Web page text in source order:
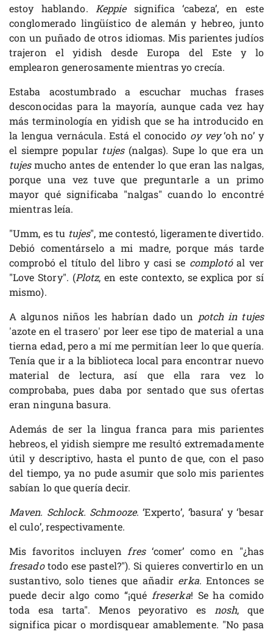
estoy hablando. Keppiesignifica ‘cabeza’, en este
conglomerado lingüístico de alemán y hebreo, junto
con un puñado de otros idiomas. Mis parientes judíos
trajeron el yidish desde Europa del Este y lo
emplearon generosamente mientras yo crecía.
Estaba acostumbrado a escuchar muchas frases
desconocidas para la mayoría, aunque cada vez hay
más terminología en yidish que se ha introducido en
la lengua vernácula. Está el conocido oy vey‘oh no’ y
el siempre popular tujes(nalgas). Supe lo que era un
tujesmucho antes de entender lo que eran las nalgas,
porque una vez tuve que preguntarle a un primo
mayor qué significaba "nalgas" cuando lo encontré
mientras leía.
"Umm, es tu tujes", me contestó, ligeramente divertido.
Debió comentárselo a mi madre, porque más tarde
comprobó el título del libro y casi se complotóal ver
"Love Story". (Plotz, en este contexto, se explica por sí
mismo).
A algunos niños les habrían dado un potch in tujes
'azote en el trasero' por leer ese tipo de material a una
tierna edad, pero a mí me permitían leer lo que quería.
Tenía que ir a la biblioteca local para encontrar nuevo
material de lectura, así que ella rara vez lo
comprobaba, pues daba por sentado que sus ofertas
eran ninguna basura.
Además de ser la lingua franca para mis parientes
hebreos, el yidish siempre me resultó extremadamente
útil y descriptivo, hasta el punto de que, con el paso
del tiempo, ya no pude asumir que solo mis parientes
sabían lo que quería decir.
Maven. Schlock. Schmooze. ‘Experto’, ‘basura’ y ‘besar
el culo’, respectivamente.
Mis favoritos incluyenfres‘comer’ como en "¿has
fresadotodo ese pastel?"). Si quieres convertirlo en un
sustantivo, solo tienes que añadir erka. Entonces se
puede decir algo como “¡qué freserka! Se ha comido
toda esa tarta". Menos peyorativo es nosh, que
significa picar o mordisquear amablemente. "No pasa